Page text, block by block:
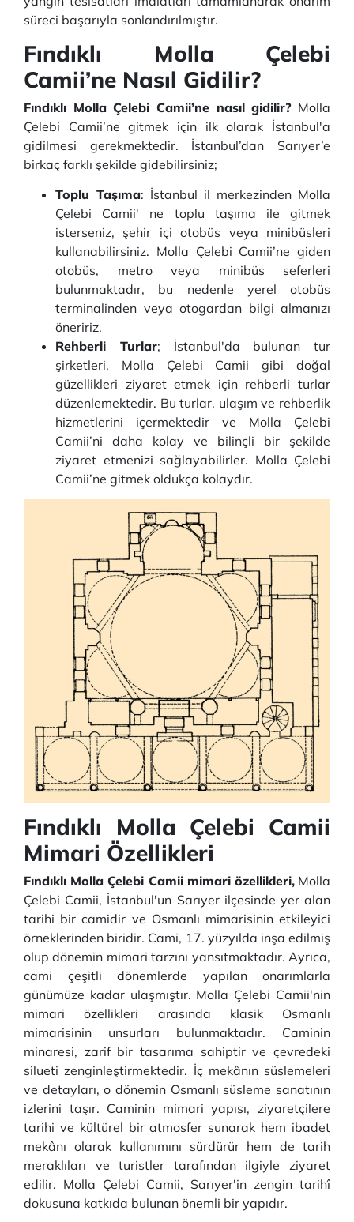
süreci başarıyla sonlandırılmıştır.
Fındıklı Molla Çelebi
Camii’ne Nasıl Gidilir?
Fındıklı Molla Çelebi Camii’ne nasıl gidilir? Molla
Çelebi Camii’ne gitmek için ilk olarak İstanbul'a
gidilmesi gerekmektedir. İstanbul’dan Sarıyer’e
birkaç farklı şekilde gidebilirsiniz;
Toplu Taşıma: İstanbul il merkezinden Molla
Çelebi Camii' ne toplu taşıma ile gitmek
isterseniz, şehir içi otobüs veya minibüsleri
kullanabilirsiniz. Molla Çelebi Camii’ne giden
otobüs, metro veya minibüs seferleri
bulunmaktadır, bu nedenle yerel otobüs
terminalinden veya otogardan bilgi almanızı
öneririz.
Rehberli Turlar; İstanbul'da bulunan tur
şirketleri, Molla Çelebi Camii gibi doğal
güzellikleri ziyaret etmek için rehberli turlar
düzenlemektedir. Bu turlar, ulaşım ve rehberlik
hizmetlerini içermektedir ve Molla Çelebi
Camii’ni daha kolay ve bilinçli bir şekilde
ziyaret etmenizi sağlayabilirler. Molla Çelebi
Camii’ne gitmek oldukça kolaydır.
Fındıklı Molla Çelebi Camii
Mimari Özellikleri
Fındıklı Molla Çelebi Camii mimari özellikleri,Molla
Çelebi Camii, İstanbul'un Sarıyer ilçesinde yer alan
tarihi bir camidir ve Osmanlı mimarisinin etkileyici
örneklerinden biridir. Cami, 17. yüzyılda inşa edilmiş
olup dönemin mimari tarzını yansıtmaktadır. Ayrıca,
cami çeşitli dönemlerde yapılan onarımlarla
günümüze kadar ulaşmıştır. Molla Çelebi Camii'nin
mimari özellikleri arasında klasik Osmanlı
mimarisinin unsurları bulunmaktadır. Caminin
minaresi, zarif bir tasarıma sahiptir ve çevredeki
silueti zenginleştirmektedir. İç mekânın süslemeleri
ve detayları, o dönemin Osmanlı süsleme sanatının
izlerini taşır. Caminin mimari yapısı, ziyaretçilere
tarihi ve kültürel bir atmosfer sunarak hem ibadet
mekânı olarak kullanımını sürdürür hem de tarih
meraklıları ve turistler tarafından ilgiyle ziyaret
edilir. Molla Çelebi Camii, Sarıyer'in zengin tarihî
dokusuna katkıda bulunan önemli bir yapıdır.